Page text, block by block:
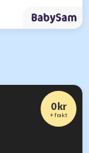
0 kr
+ frakt